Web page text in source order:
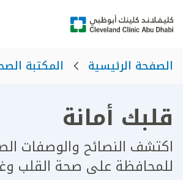
الصفحة الرئيسية المكتبة
قلبك أمانة
اكتشف النصائح والوصفات
للمحافظة على صحة القلب